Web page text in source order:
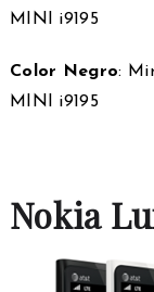
MINI i9195
Color Negro:
MINI i9195
Nokia